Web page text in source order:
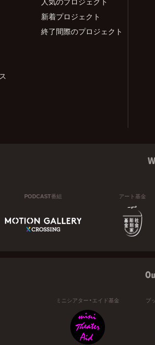
新着プロジェクト
終了間際のプロジェクト
PODCAST番組 アート基金
ミニシアター・エイド基金 ブ